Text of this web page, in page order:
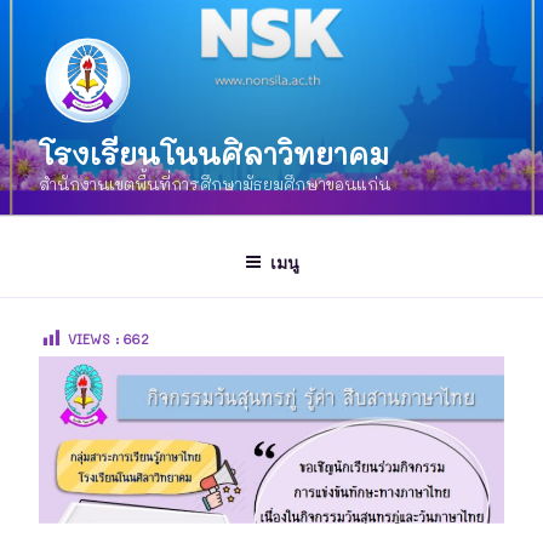
โรงเรียนโนนศิลาวิทยาคม
สำนักงานเขตพื้นที่การศึกษามัธยมศึกษาขอนแก่น
เมนู
VIEWS : 662